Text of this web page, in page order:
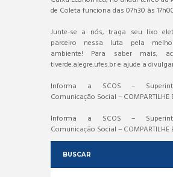
de Coleta funciona das 07h30 às
Junte-se a nós, traga seu lixo
parceiro nessa luta pela
ambiente! Para saber mais,
tiverde.alegre.ufes.br e ajude a
Informa a SCOS –
Comunicação Social – COMPARTILHE
Informa a SCOS –
Comunicação Social – COMPARTILHE
BUSCAR